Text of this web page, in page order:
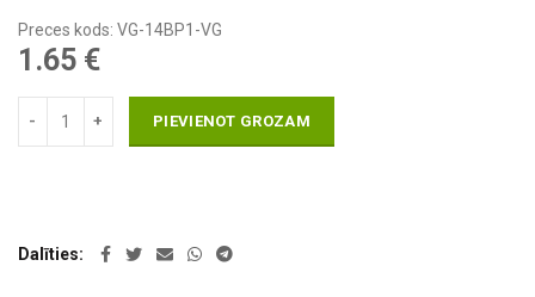
Preces kods: VG-14BP1-VG
1.65 €
PIEVIENOT GROZAM
Dalīties